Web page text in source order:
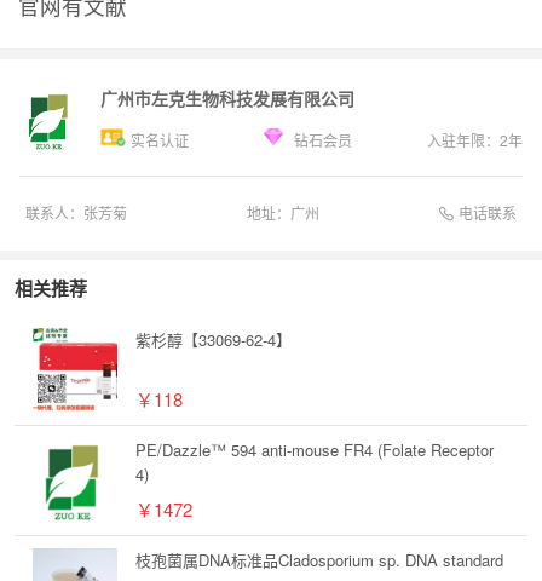
广州市左克生物科技发展有限公司
实名认证 钻石会员 入驻年限： 2年
联系人： 张芳菊 地址： 广州 电话联系
相关推荐
紫杉醇【33069-62-4】
￥118
PE/Dazzle™ 594 anti-mouse FR4 (Folate Receptor
4)
￥1472
枝孢菌属DNA标准品Cladosporium sp. DNA standard